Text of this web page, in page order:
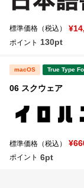
標準価格（税込）
ポイント 130pt
macOS True Type
06 スクウェア
標準価格（税込）
ポイント 6pt